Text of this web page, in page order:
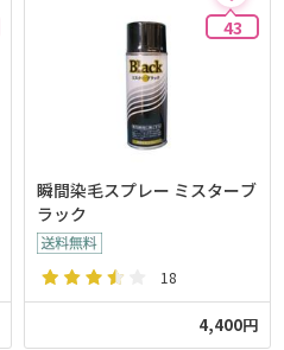
43
瞬間染毛スプレー ミスターブ
ラック
18
4,400円